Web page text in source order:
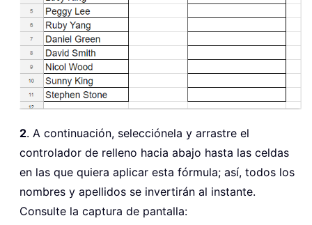
2. A continuación, selecciónela y arrastre el
controlador de relleno hacia abajo hasta las celdas
en las que quiera aplicar esta fórmula; así, todos los
nombres y apellidos se invertirán al instante.
Consulte la captura de pantalla: